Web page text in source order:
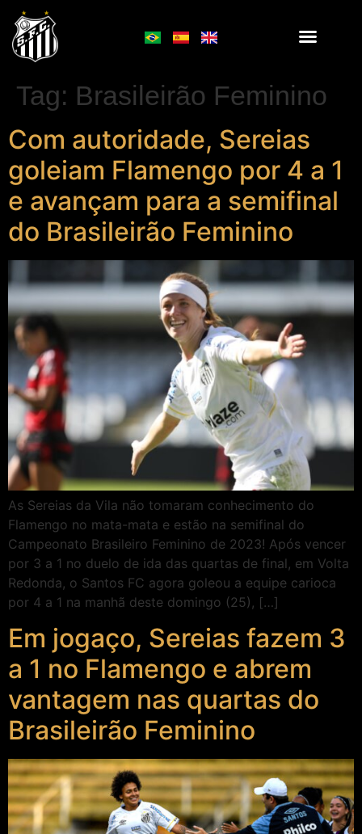
Tag: Brasileirão Feminino
Com autoridade, Sereias
goleiam Flamengo por 4 a 1
e avançam para a semifinal
do Brasileirão Feminino
As Sereias da Vila não tomaram conhecimento do
Flamengo no mata-mata e estão na semifinal do
Campeonato Brasileiro Feminino de 2023! Após vencer
por 3 a 1 no duelo de ida das quartas de final, em Volta
Redonda, o Santos FC agora goleou a equipe carioca
por 4 a 1 na manhã deste domingo (25), […]
Em jogaço, Sereias fazem 3
a 1 no Flamengo e abrem
vantagem nas quartas do
Brasileirão Feminino